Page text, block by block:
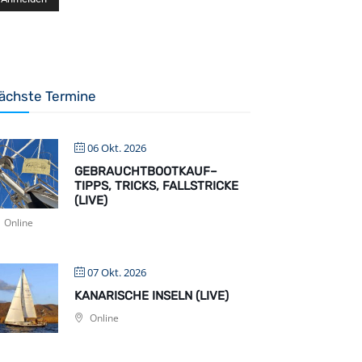
Termine
06 Okt. 2026
GEBRAUCHTBOOTKAUF–
TIPPS, TRICKS, FALLSTRICKE
(LIVE)
Online
07 Okt. 2026
KANARISCHE INSELN (LIVE)
Online